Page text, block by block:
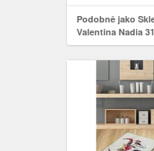
Podobně jako
Valentina Nadia